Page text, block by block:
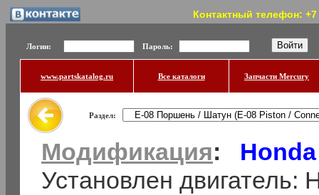
Контактный телефон:
Логин: Пароль:
www.partskatalog.ru Все каталоги Запчасти Mercury
Раздел:
Модификация:
Установлен двигатель: